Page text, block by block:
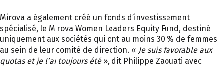
Mirova a également créé un fonds d’investissement
spécialisé, le Mirova Women Leaders Equity Fund, destiné
uniquement aux sociétés qui ont au moins 30 % de femmes
au sein de leur comité de direction. « Je suis favorable aux
quotas et je l’ai toujours été», dit Philippe Zaouati avec